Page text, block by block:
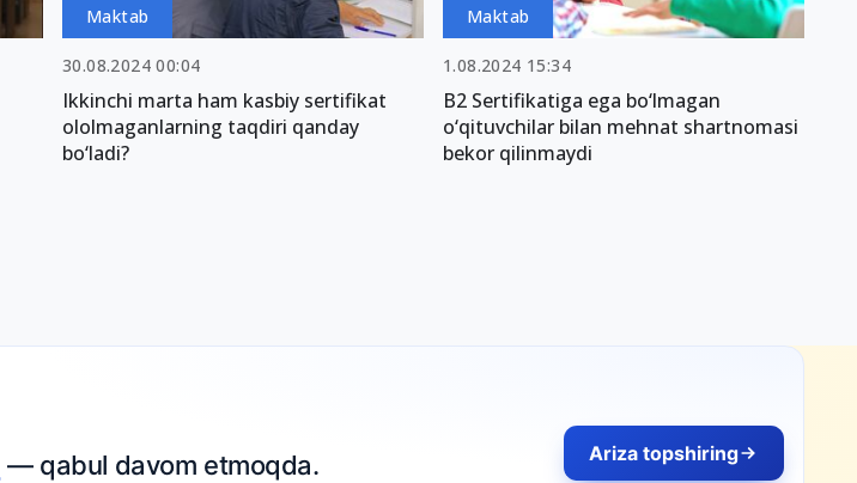
Maktab
30.08.2024 00:04
Ikkinchi marta ham kasbiy sertifikat
ololmaganlarning taqdiri qanday
bo‘ladi?
Maktab
1.08.2024 15:34
B2 Sertifikatiga ega bo‘lmagan
o‘qituvchilar bilan mehnat shartnomasi
bekor qilinmaydi
— qabul davom etmoqda. Ariza topshiring